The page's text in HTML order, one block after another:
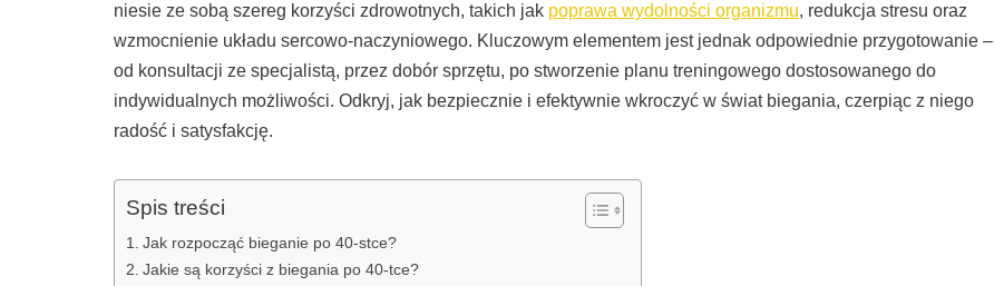
niesie ze sobą szereg korzyści zdrowotnych, takich jak poprawa wydolności organizmu, redukcja stresu oraz
wzmocnienie układu sercowo-naczyniowego. Kluczowym elementem jest jednak odpowiednie przygotowanie –
od konsultacji ze specjalistą, przez dobór sprzętu, po stworzenie planu treningowego dostosowanego do
indywidualnych możliwości. Odkryj, jak bezpiecznie i efektywnie wkroczyć w świat biegania, czerpiąc z niego
radość i satysfakcję.
Spis treści
Jak rozpocząć bieganie po 40-stce?
Jakie są korzyści z biegania po 40-tce?